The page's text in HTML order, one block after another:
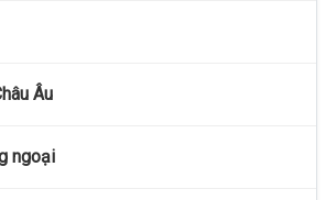
Âu
ngoại